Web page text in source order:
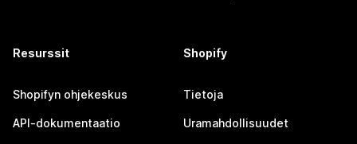
Resurssit
Shopifyn ohjekeskus
API-dokumentaatio
Shopify
Tietoja
Uramahdollisuudet